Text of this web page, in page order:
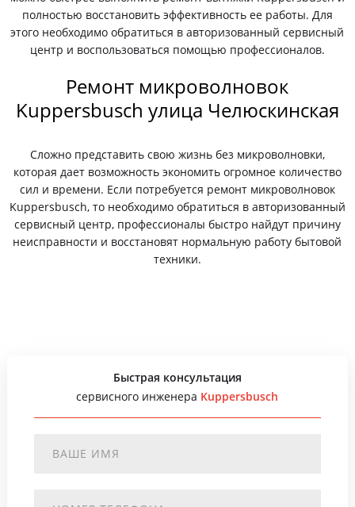
полностью восстановить эффективность ее работы. Для
этого необходимо обратиться в авторизованный сервисный
центр и воспользоваться помощью профессионалов.
Ремонт микроволновок
Kuppersbusch улица Челюскинская
Сложно представить свою жизнь без микроволновки,
которая дает возможность экономить огромное количество
сил и времени. Если потребуется ремонт микроволновок
Kuppersbusch, то необходимо обратиться в авторизованный
сервисный центр, профессионалы быстро найдут причину
неисправности и восстановят нормальную работу бытовой
техники.
Быстрая консультация
сервисного инженера Kuppersbusch